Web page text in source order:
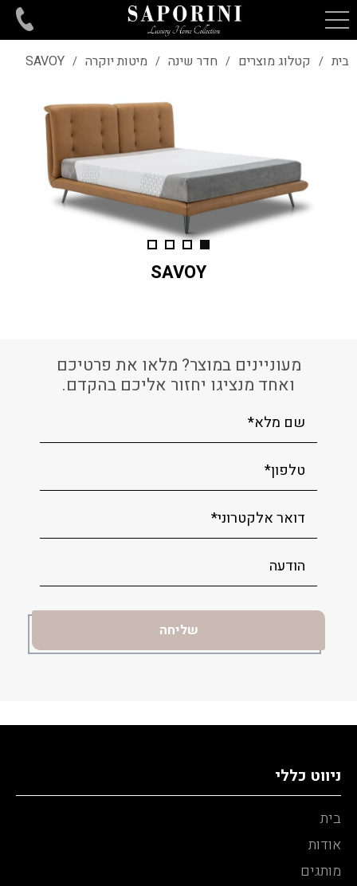
בית / קטלוג מוצרים / חדר שינה / מיטות יוקרה /
SAVOY
SAVOY
מעוניינים במוצר? מלאו את פרטיכם
ואחד מנציגו יחזור אליכם בהקדם.
ניווט כללי
בית
אודות
מותגים